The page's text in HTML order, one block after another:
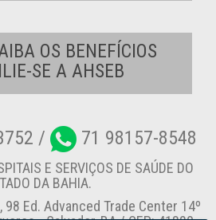
OS BENEFÍCIOS
SE A AHSEB
/ 71 98157-8548
E SERVIÇOS DE SAÚDE DO
DA BAHIA.
Ed. Advanced Trade Center 14º